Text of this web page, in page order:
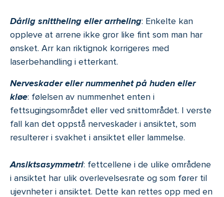
Dårlig snittheling eller arrheling: Enkelte kan
oppleve at arrene ikke gror like fint som man har
ønsket. Arr kan riktignok korrigeres med
laserbehandling i etterkant.
Nerveskader eller nummenhet på huden eller
kløe: følelsen av nummenhet enten i
fettsugingsområdet eller ved snittområdet. I verste
fall kan det oppstå nerveskader i ansiktet, som
resulterer i svakhet i ansiktet eller lammelse.
Ansiktsasymmetri: fettcellene i de ulike områdene
i ansiktet har ulik overlevelsesrate og som fører til
ujevnheter i ansiktet. Dette kan rettes opp med en